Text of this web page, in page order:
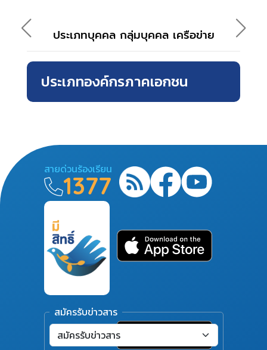
ประเภทบุคคล กลุ่มบุคคล เครือข่าย
ประเภทองค์กรภาคเอกชน
สายด่วนร้องเรียน
1377
สมัครรับข่าวสาร